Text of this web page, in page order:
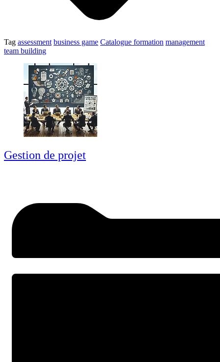
Tag assessment business game Catalogue formation management
team building
Gestion de projet